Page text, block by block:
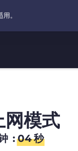
网模式
: 04秒